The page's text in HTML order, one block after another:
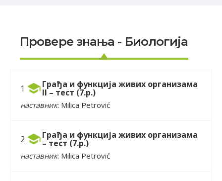
Провере знања - Биологија
1 Грађа и функција живих организама
II – тест (7.р.)
наставник: Milica Petrović
2 Грађа и функција живих организама
– тест (7.р.)
наставник: Milica Petrović